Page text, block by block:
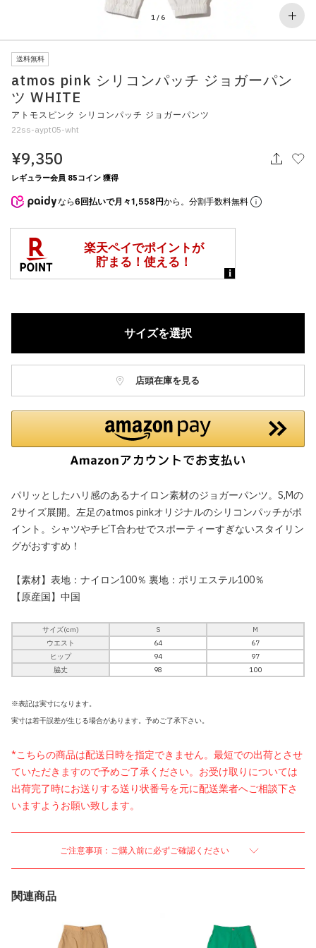
すべてのウェア
1 /6
送料無料
atmos pink シリコンパッチ ジョガーパン
ツ WHITE
アトモスピンク シリコンパッチ ジョガーパンツ
22ss-aypt05-wht
¥9,350
レギュラー会員 85コイン 獲得
なら6回払いで月々1,558円から。分割手数料無料
サイズを選択
店頭在庫を見る
パリッとしたハリ感のあるナイロン素材のジョガーパンツ。S,Mの
2サイズ展開。左足のatmos pinkオリジナルのシリコンパッチがポ
イント。シャツやチビT合わせでスポーティーすぎないスタイリン
グがおすすめ！
【素材】表地：ナイロン100％ 裏地：ポリエステル100％
【原産国】中国
サイズ(cm) S
M
ウエスト
64
67
ヒップ
94
97
脇丈
98 100
※表記は実寸になります。
実寸は若干誤差が生じる場合があります。予めご了承下さい。
*こちらの商品は配送日時を指定できません。最短での出荷とさせ
ていただきますので予めご了承ください。お受け取りについては
出荷完了時にお送りする送り状番号を元に配送業者へご相談下さ
いますようお願い致します。
ご注意事項：ご購入前に必ずご確認ください
関連商品